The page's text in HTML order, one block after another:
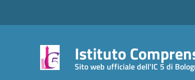
Istituto
Sito web ufficiale dell'IC 5 di